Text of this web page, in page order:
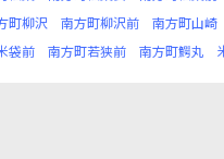
町柳沢 南方町柳沢前 南方町山崎
袋前 南方町若狭前 南方町鰐丸